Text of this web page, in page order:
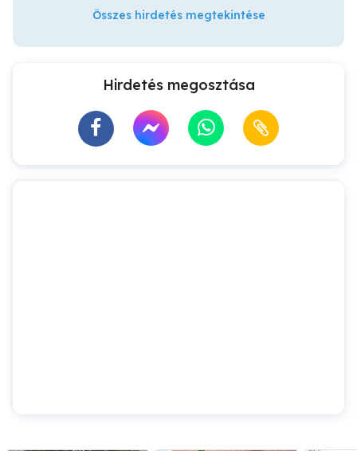
Összes hirdetés megtekintése
Hirdetés megosztása